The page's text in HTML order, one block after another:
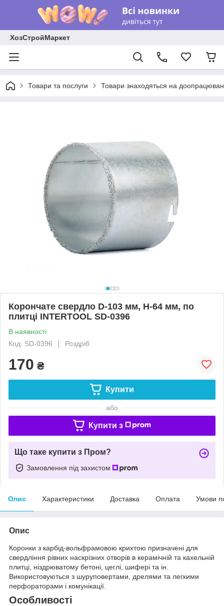
ХозСтройМаркет
Товари та послуги Товари знаходяться на
Корончате свердло D-103 мм, H-64 мм, по
плитці INTERTOOL SD-0396
В наявності
Код: SD-0396
Роздріб
170 ₴
Купити
або
Купити з
Що таке купити з Пром?
Замовлення під захистом
Опис Характеристики Доставка Оплата Умови
Опис
Коронки з карбід-вольфрамовою крихтою призначені для
свердління рівних наскрізних отворів в керамічній та кахельній
плитці, ніздрюватому бетоні, цеглі, шифері та ін.
Використовуються з шуруповертами, дрелями та легкими
перфораторами і комунікації.
Особливості